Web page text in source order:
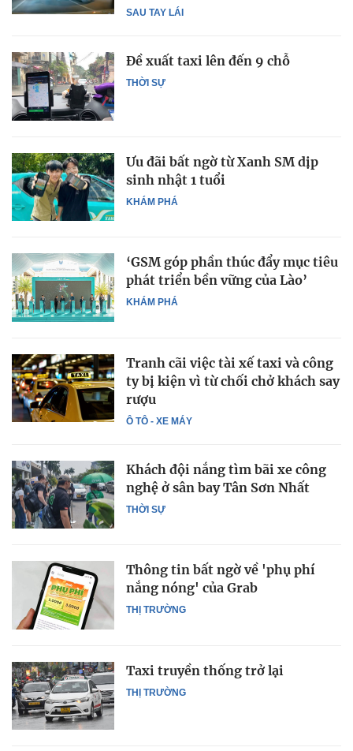
SAU TAY LÁI
THỜI SỰ
Đề xuất taxi lên đến 9 chỗ
KHÁM PHÁ
Ưu đãi bất ngờ từ Xanh SM dịp
sinh nhật 1 tuổi
KHÁM PHÁ
‘GSM góp phần thúc đẩy mục tiêu
phát triển bền vững của Lào’
Ô TÔ - XE MÁY
Tranh cãi việc tài xế taxi và công
ty bị kiện vì từ chối chở khách say
rượu
THỜI SỰ
Khách đội nắng tìm bãi xe công
nghệ ở sân bay Tân Sơn Nhất
THỊ TRƯỜNG
Thông tin bất ngờ về 'phụ phí
nắng nóng' của Grab
THỊ TRƯỜNG
Taxi truyền thống trở lại